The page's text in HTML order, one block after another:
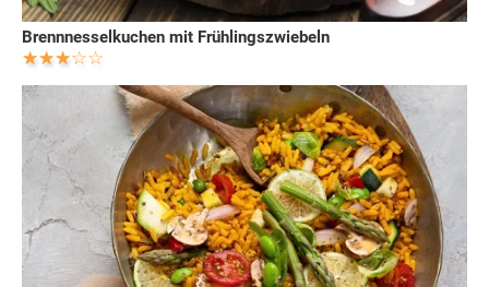
Brennnesselkuchen mit Frühlingszwiebeln